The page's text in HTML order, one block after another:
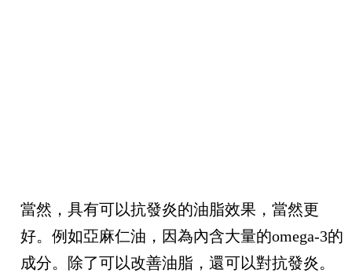
當然，具有可以抗發炎的油脂效果，當然更
好。例如亞麻仁油，因為內含大量的omega-3的
成分。除了可以改善油脂，還可以對抗發炎。